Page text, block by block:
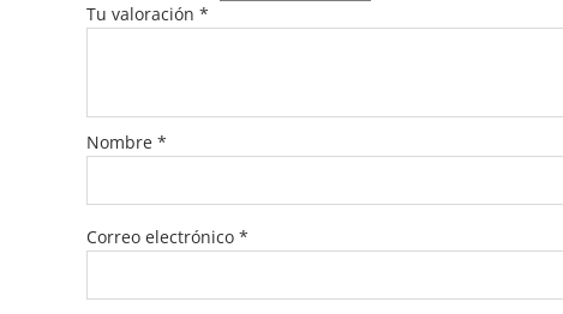
Tu valoración *
Nombre *
Correo electrónico *